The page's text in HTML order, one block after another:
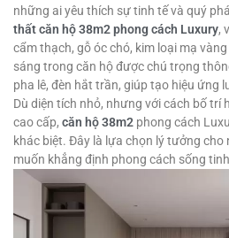
những ai yêu thích sự tinh tế và quý
thất căn hộ 38m2 phong cách Luxury,
cẩm thạch, gỗ óc chó, kim loại mạ
sáng trong căn hộ được chú trọng
pha lê, đèn hắt trần, giúp tạo hiệu ứng
Dù diện tích nhỏ, nhưng với cách bố trí
cao cấp, căn hộ 38m2 phong cách
khác biệt. Đây là lựa chọn lý tưởng
muốn khẳng định phong cách sống